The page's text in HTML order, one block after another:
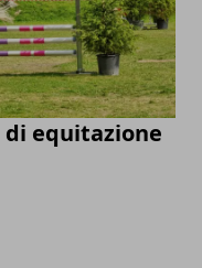
di equitazione